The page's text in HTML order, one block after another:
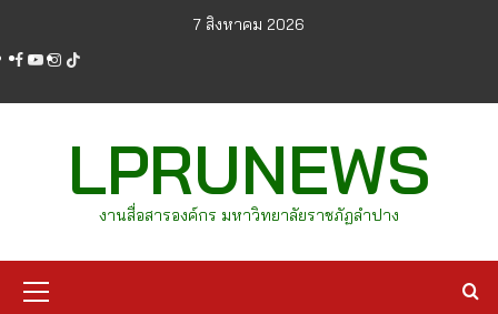
content
7 สิงหาคม 2026
facebook
youtube
instagram
tiktok
LPRUNEWS
งานสื่อสารองค์กร มหาวิทยาลัยราชภัฏลำปาง
Menu